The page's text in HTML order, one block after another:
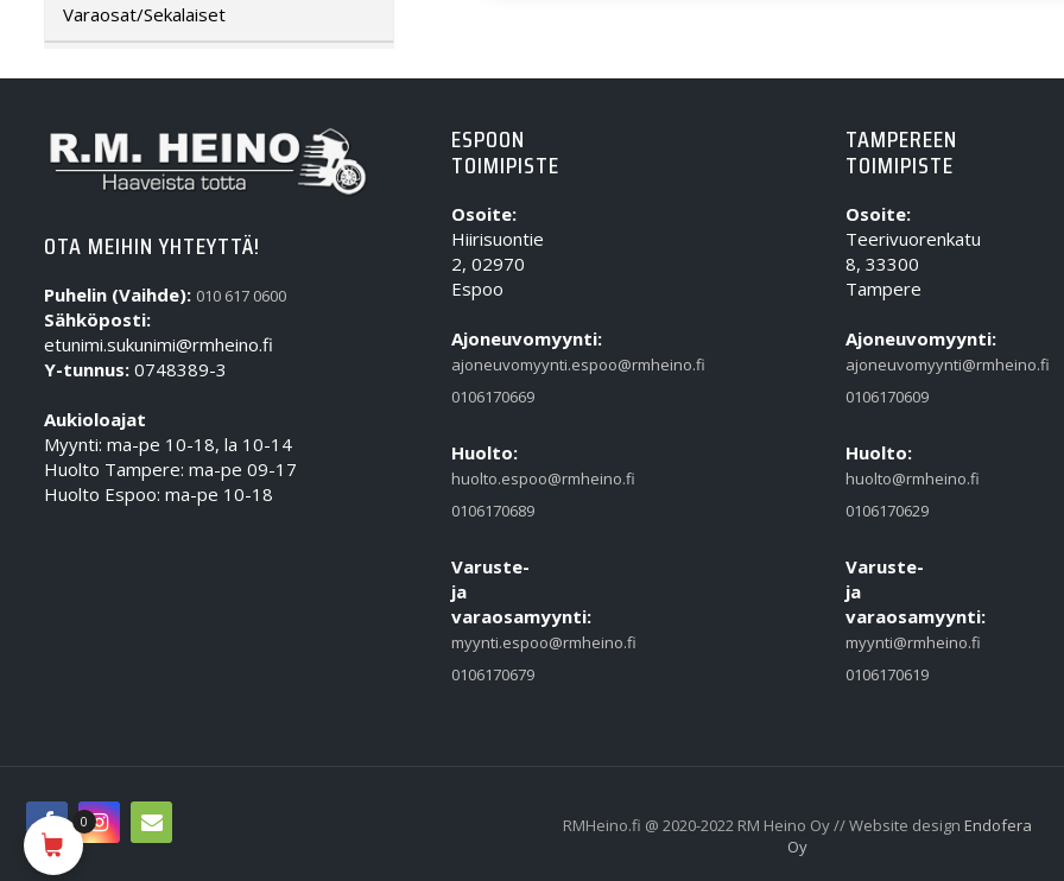
Varaosat/Sekalaiset
OTA MEIHIN YHTEYTTÄ!
Puhelin (Vaihde): 010 617 0600
Sähköposti:
etunimi.sukunimi@rmheino.fi
Y-tunnus: 0748389-3
Aukioloajat
Myynti: ma-pe 10-18, la 10-14
Huolto Tampere: ma-pe 09-17
Huolto Espoo: ma-pe 10-18
ESPOON
TOIMIPISTE
Osoite:
Hiirisuontie
2, 02970
Espoo
Ajoneuvomyynti:
ajoneuvomyynti.espoo@rmheino.fi
0106170669
Huolto:
huolto.espoo@rmheino.fi
0106170689
Varuste-
ja
varaosamyynti:
myynti.espoo@rmheino.fi
0106170679
TAMPEREEN
TOIMIPISTE
Osoite:
Teerivuorenkatu
8, 33300
Tampere
Ajoneuvomyynti:
ajoneuvomyynti@rmheino.fi
0106170609
Huolto:
huolto@rmheino.fi
0106170629
Varuste-
ja
varaosamyynti:
myynti@rmheino.fi
0106170619
RMHeino.fi @ 2020-2022 RM Heino Oy // Website design Endofera
Oy
0